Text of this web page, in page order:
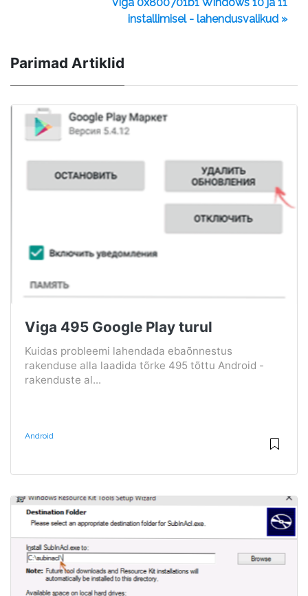
installimisel - lahendusvalikud »
Parimad Artiklid
Viga 495 Google Play turul
Kuidas probleemi lahendada ebaõnnestus
rakenduse alla laadida tõrke 495 tõttu Android -
rakenduste al...
Android